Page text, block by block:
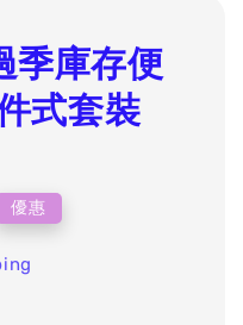
季庫存便
式套裝
優惠